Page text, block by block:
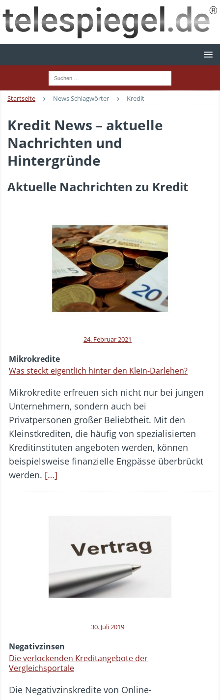
Startseite News Schlagwörter Kredit
Kredit News – aktuelle
Nachrichten und
Hintergründe
Aktuelle Nachrichten zu Kredit
24. Februar 2021
Mikrokredite
Was steckt eigentlich hinter den Klein-Darlehen?
Mikrokredite erfreuen sich nicht nur bei jungen
Unternehmern, sondern auch bei
Privatpersonen großer Beliebtheit. Mit den
Kleinstkrediten, die häufig von spezialisierten
Kreditinstituten angeboten werden, können
beispielsweise finanzielle Engpässe überbrückt
werden. […]
30. Juli 2019
Negativzinsen
Die verlockenden Kreditangebote der
Vergleichsportale
Die Negativzinskredite von Online-